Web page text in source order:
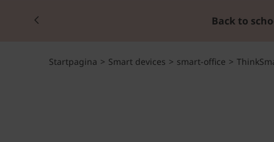
Back to
Startpagina > Smart devices > smart-office >